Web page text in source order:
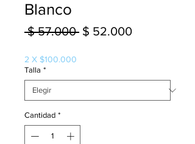
Blanco
$ 57.000 Precio
$ 52.000Precio
2 X $100.000
Talla *
Cantidad *